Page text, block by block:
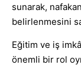
sunarak,
belirlenmesini
Eğitim ve iş
önemli bir rol